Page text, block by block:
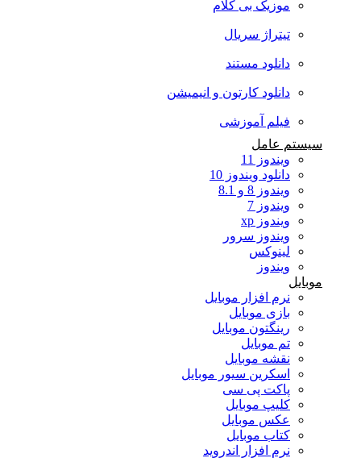
موزیک بی کلام
تیتراژ سریال
دانلود مستند
دانلود کارتون و انیمیشن
فیلم آموزشی
سیستم عامل
ویندوز 11
دانلود ویندوز 10
ویندوز 8 و 8.1
ویندوز 7
ویندوز xp
ویندوز سرور
لینوکس
ویندوز
موبایل
نرم افزار موبایل
بازی موبایل
رینگتون موبایل
تم موبایل
نقشه موبایل
اسکرین سیور موبایل
پاکت پی سی
کلیپ موبایل
عکس موبایل
کتاب موبایل
نرم افزار اندروید